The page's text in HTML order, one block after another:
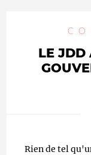
LE JDD
Rien de tel